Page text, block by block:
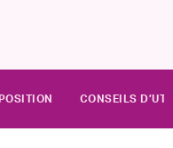
CONSEILS